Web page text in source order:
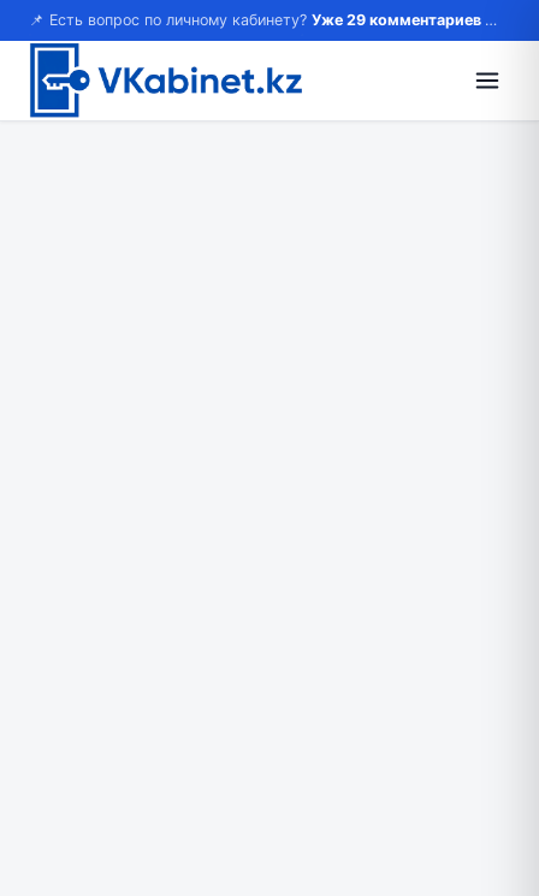
📌 Есть вопрос по личному кабинету? Уже 29 комментариев — возможно, ответ там!